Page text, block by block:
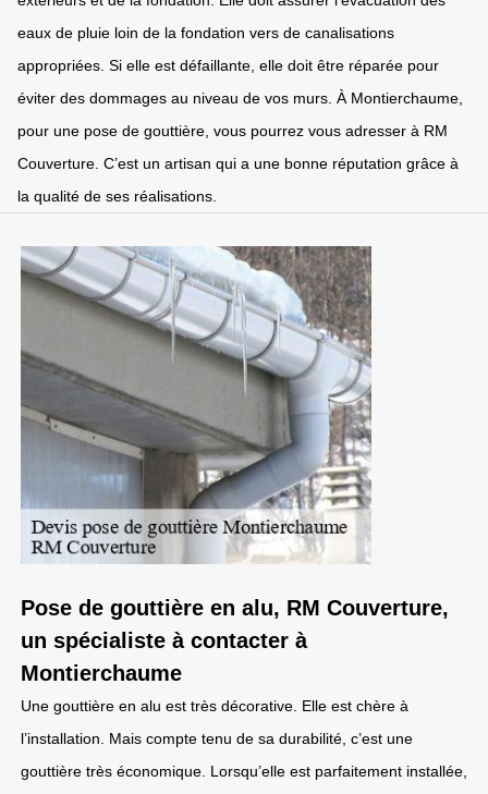
eaux de pluie loin de la fondation vers de canalisations
appropriées. Si elle est défaillante, elle doit être réparée pour
éviter des dommages au niveau de vos murs. À Montierchaume,
pour une pose de gouttière, vous pourrez vous adresser à RM
Couverture. C’est un artisan qui a une bonne réputation grâce à
la qualité de ses réalisations.
Pose de gouttière en alu, RM Couverture,
un spécialiste à contacter à
Montierchaume
Une gouttière en alu est très décorative. Elle est chère à
l’installation. Mais compte tenu de sa durabilité, c’est une
gouttière très économique. Lorsqu’elle est parfaitement installée,